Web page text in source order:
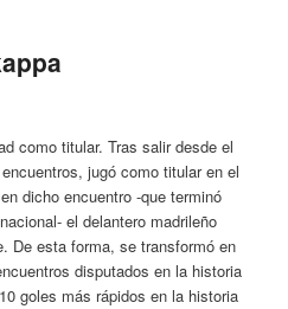
como titular. Tras salir desde el
jugó como titular en el
dicho encuentro -que terminó
el delantero madrileño
De esta forma, se transformó en
disputados en la historia
goles más rápidos en la historia